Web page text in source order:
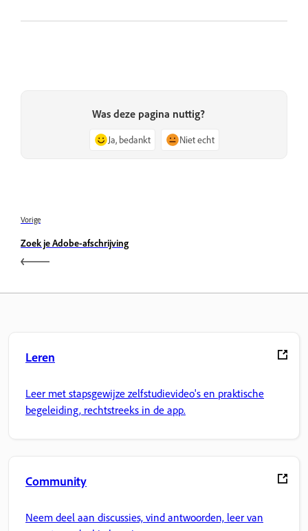
Was deze pagina nuttig?
Ja, bedankt Niet echt
Vorige
Zoek je Adobe-afschrijving
Leren
Leer met stapsgewijze zelfstudievideo's en praktische
begeleiding, rechtstreeks in de app.
Community
Neem deel aan discussies, vind antwoorden, leer van